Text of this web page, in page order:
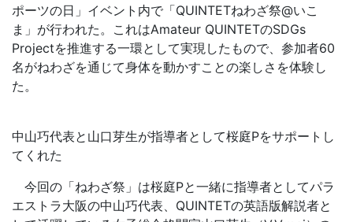
ポーツの日」イベント内で「QUINTETねわざ祭@いこ
ま」が行われた。これはAmateur QUINTETのSDGs
Projectを推進する一環として実現したもので、参加者60
名がねわざを通じて身体を動かすことの楽しさを体験し
た。
中山巧代表と山口芽生が指導者として桜庭Pをサポートし
てくれた
今回の「ねわざ祭」は桜庭Pと一緒に指導者としてパラ
エストラ大阪の中山巧代表、QUINTETの英語版解説者と